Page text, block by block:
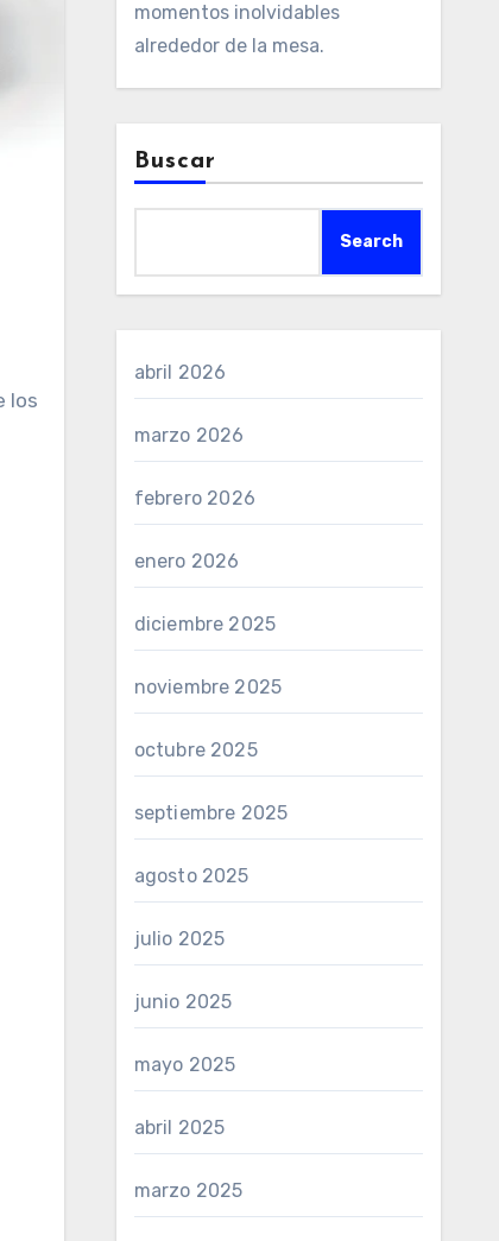
momentos inolvidables
alrededor de la mesa.
Buscar
Search
abril 2026
marzo 2026
febrero 2026
enero 2026
diciembre 2025
noviembre 2025
octubre 2025
septiembre 2025
agosto 2025
julio 2025
junio 2025
mayo 2025
abril 2025
marzo 2025